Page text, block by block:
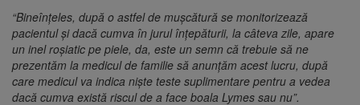
“Bineînțeles, după o astfel de mușcătură se monitorizează
pacientul și dacă cumva în jurul înțepăturii, la câteva zile, apare
un inel roșiatic pe piele, da, este un semn că trebuie să ne
prezentăm la medicul de familie să anunțăm acest lucru, după
care medicul va indica niște teste suplimentare pentru a vedea
dacă cumva există riscul de a face boala Lymes sau nu”.